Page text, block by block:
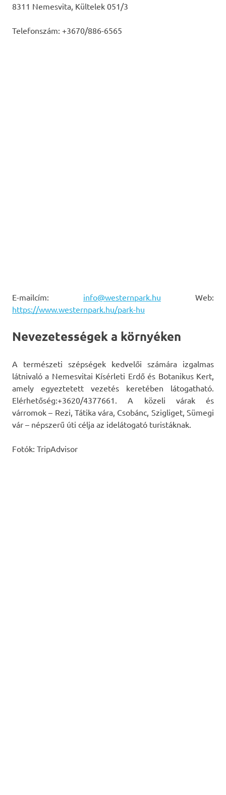
8311 Nemesvita, Kültelek 051/3
Telefonszám: +3670/886-6565
E-mailcím: info@westernpark.hu Web:
https://www.westernpark.hu/park-hu
Nevezetességek a környéken
A természeti szépségek kedvelői számára izgalmas
látnivaló a Nemesvitai Kísérleti Erdő és Botanikus Kert,
amely egyeztetett vezetés keretében látogatható.
Elérhetőség:+3620/4377661. A közeli várak és
várromok – Rezi, Tátika vára, Csobánc, Szigliget, Sümegi
vár – népszerű úti célja az idelátogató turistáknak.
Fotók: TripAdvisor